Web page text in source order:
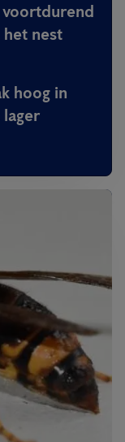
voortdurend
het nest
hoog in
lager